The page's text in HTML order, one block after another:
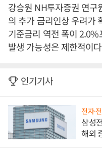
강승원 NH투자증권 연구
의 추가 금리인상 우려가
기준금리 역전 폭이
발생 가능성은 제한적이
인기기사
전자·
삼성
해외